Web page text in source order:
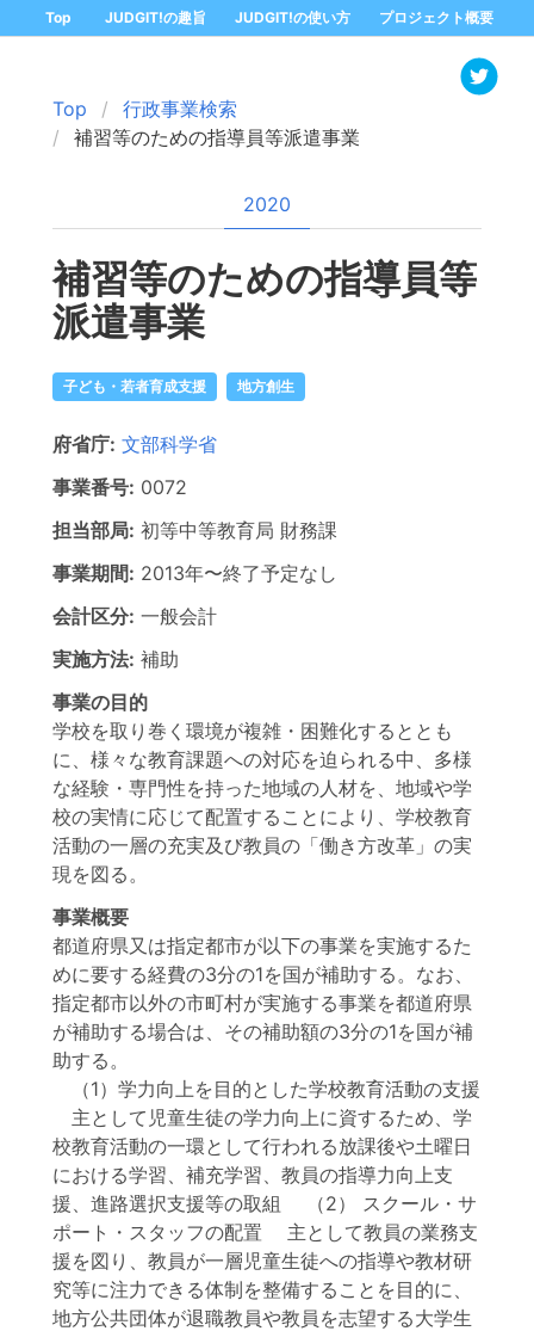
Top JUDGIT!の趣旨 JUDGIT!の使い方 プロジェクト概要
Top
行政事業検索
補習等のための指導員等派遣事業
2020
補習等のための指導員等
派遣事業
子ども・若者育成支援 地方創生
府省庁: 文部科学省
事業番号: 0072
担当部局: 初等中等教育局 財務課
事業期間: 2013年〜終了予定なし
会計区分: 一般会計
実施方法: 補助
事業の目的
学校を取り巻く環境が複雑・困難化するととも
に、様々な教育課題への対応を迫られる中、多様
な経験・専門性を持った地域の人材を、地域や学
校の実情に応じて配置することにより、学校教育
活動の一層の充実及び教員の「働き方改革」の実
現を図る。
事業概要
都道府県又は指定都市が以下の事業を実施するた
めに要する経費の3分の1を国が補助する。なお、
指定都市以外の市町村が実施する事業を都道府県
が補助する場合は、その補助額の3分の1を国が補
助する。
（1）学力向上を目的とした学校教育活動の支援
主として児童生徒の学力向上に資するため、学
校教育活動の一環として行われる放課後や土曜日
における学習、補充学習、教員の指導力向上支
援、進路選択支援等の取組 （2） スクール・サ
ポート・スタッフの配置 主として教員の業務支
援を図り、教員が一層児童生徒への指導や教材研
究等に注力できる体制を整備することを目的に、
地方公共団体が退職教員や教員を志望する大学生